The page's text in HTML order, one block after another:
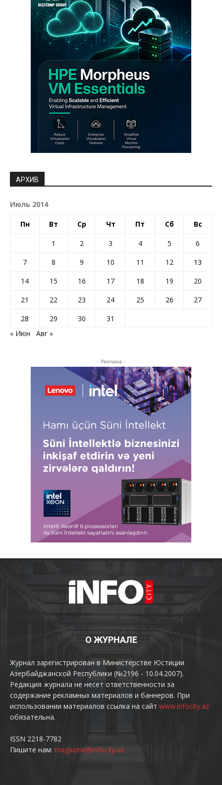
АРХИВ
Июль 2014
Пн Вт Ср Чт Пт Сб Вс
1 2 3 4 5
6
7
8 9 10 11 12
13
14
15 16 17 18 19
20
21
22 23 24 25 26
27
28
29 30
31
« Июн
Авг »
- Реклама -
О ЖУРНАЛЕ
Журнал зарегистрирован в Министерстве Юстиции
Азербайджанской Республики (№2196 - 10.04.2007).
Редакция журнала не несет ответственности за
содержание рекламных материалов и баннеров. При
использовании материалов ссылка на сайт www.infocity.az
обязательна.
ISSN 2218-7782
Пишите нам: magazine@infocity.az